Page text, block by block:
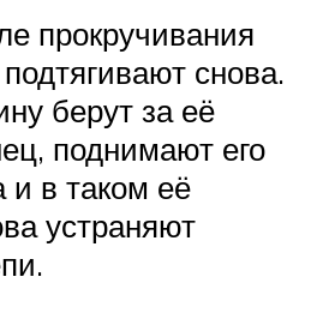
прокручивания
снова.
берут за её
поднимают его
и в таком её
устраняют